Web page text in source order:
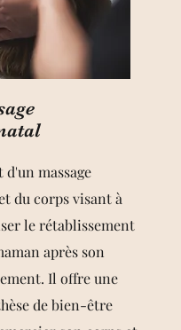
d'un massage
du corps visant à
le rétablissement
après son
Il offre une
de bien-être